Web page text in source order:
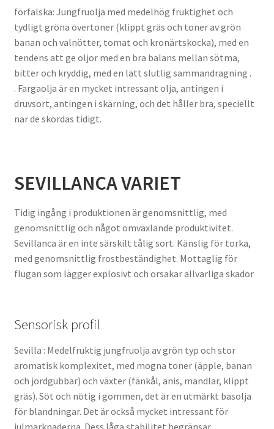
förfalska: Jungfruolja med medelhög fruktighet och
tydligt gröna övertoner (klippt gräs och toner av grön
banan och valnötter, tomat och kronärtskocka), med en
tendens att ge oljor med en bra balans mellan sötma,
bitter och kryddig, med en lätt slutlig sammandragning .
. Fargaolja är en mycket intressant olja, antingen i
druvsort, antingen i skärning, och det håller bra, speciellt
när de skördas tidigt.
SEVILLANCA VARIET
Tidig ingång i produktionen är genomsnittlig, med
genomsnittlig och något omväxlande produktivitet.
Sevillanca är en inte särskilt tålig sort. Känslig för torka,
med genomsnittlig frostbeständighet. Mottaglig för
flugan som lägger explosivt och orsakar allvarliga skador
Sensorisk profil
Sevilla : Medelfruktig jungfruolja av grön typ och stor
aromatisk komplexitet, med mogna toner (äpple, banan
och jordgubbar) och växter (fänkål, anis, mandlar, klippt
gräs). Söt och nötig i gommen, det är en utmärkt basolja
för blandningar. Det är också mycket intressant för